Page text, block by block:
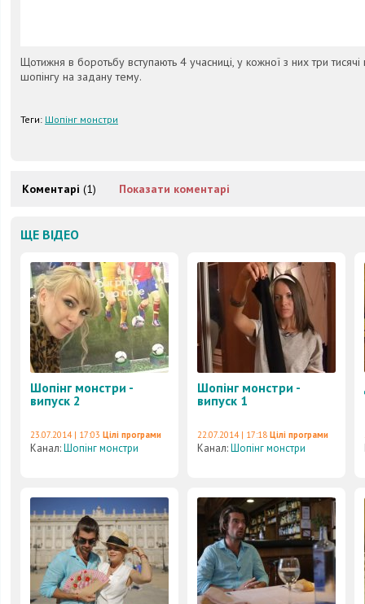
Щотижня в боротьбу вступають 4 учасниці, у кожної з них три
шопінгу на задану тему.
Теги: Шопінг монстри
Коментарі (1) Показати коментарі
ЩЕ ВІДЕО
Шопінг монстри -
випуск 2
23.07.2014 | 17:03 Цілі програми
Канал:Шопінг монстри
Шопінг монстри -
випуск 1
22.07.2014 | 17:18 Цілі програми
Канал:Шопінг монстри